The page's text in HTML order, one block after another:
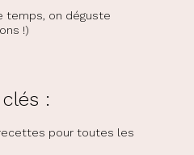
temps, on déguste
!)
:
pour toutes les